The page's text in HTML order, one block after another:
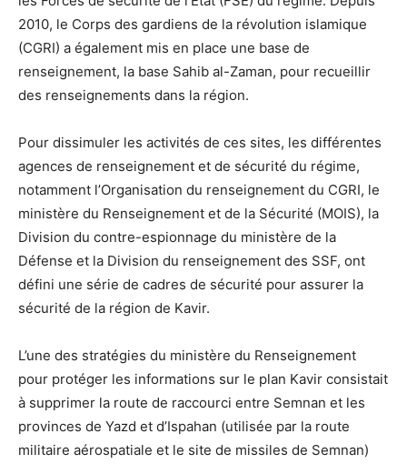
2010, le Corps des gardiens de la révolution islamique
(CGRI) a également mis en place une base de
renseignement, la base Sahib al-Zaman, pour recueillir
des renseignements dans la région.
Pour dissimuler les activités de ces sites, les différentes
agences de renseignement et de sécurité du régime,
notamment l’Organisation du renseignement du CGRI, le
ministère du Renseignement et de la Sécurité (MOIS), la
Division du contre-espionnage du ministère de la
Défense et la Division du renseignement des SSF, ont
défini une série de cadres de sécurité pour assurer la
sécurité de la région de Kavir.
L’une des stratégies du ministère du Renseignement
pour protéger les informations sur le plan Kavir consistait
à supprimer la route de raccourci entre Semnan et les
provinces de Yazd et d’Ispahan (utilisée par la route
militaire aérospatiale et le site de missiles de Semnan)